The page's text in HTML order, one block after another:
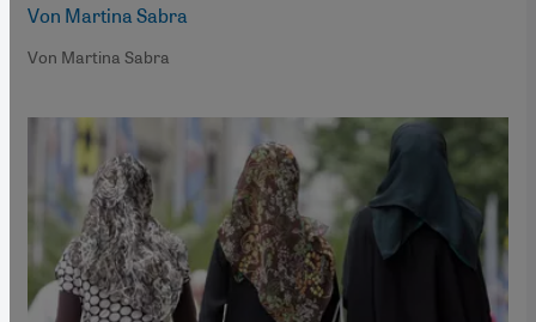
Von Martina Sabra
Von Martina Sabra